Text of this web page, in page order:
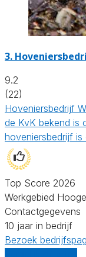
3.
9.2
(22)
Hoveniersbedrijf
de KvK bekend is
hoveniersbedrijf
Top Score 2026
Werkgebied
Contactgegevens
10 jaar in bedrijf
Bezoek